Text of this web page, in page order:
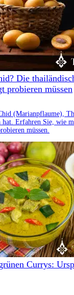
Die
probieren müssen
(Marianpflaume),
Erfahren Sie, wie
müssen.
Currys: